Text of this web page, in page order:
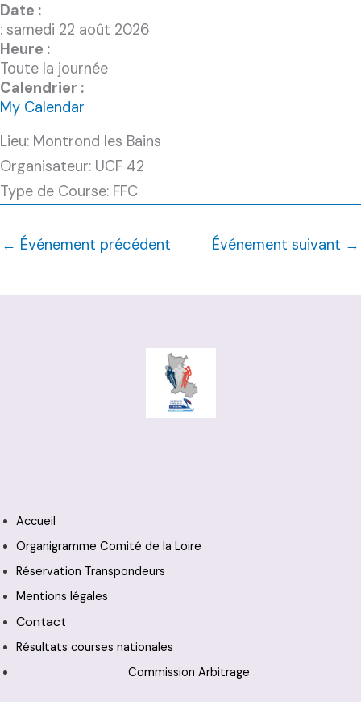
Date :
: samedi 22 août 2026
Heure :
Toute la journée
Calendrier :
My Calendar
Lieu: Montrond les Bains
Organisateur: UCF 42
Type de Course: FFC
← Événement précédent Événement suivant →
Accueil
Organigramme Comité de la Loire
Réservation Transpondeurs
Mentions légales
Contact
Résultats courses nationales
Commission Arbitrage